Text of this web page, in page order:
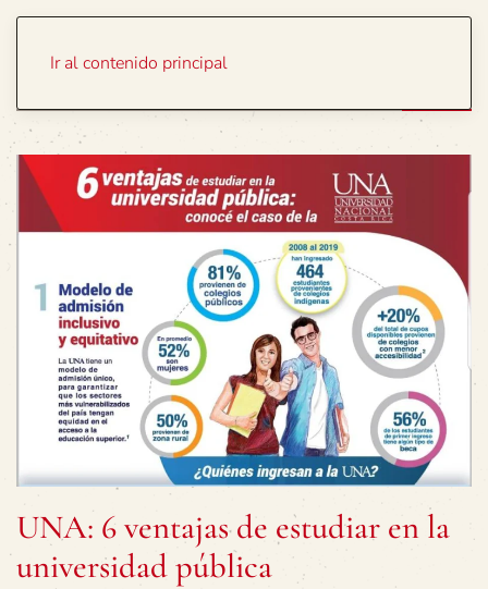
Ir al contenido principal
UNA: 6 ventajas de estudiar en la
universidad pública